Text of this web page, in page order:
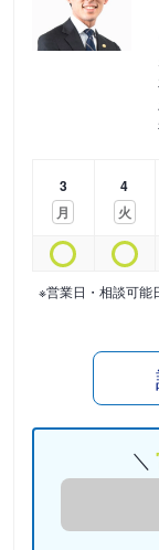
3
月
4
火
※営業日・相談可能